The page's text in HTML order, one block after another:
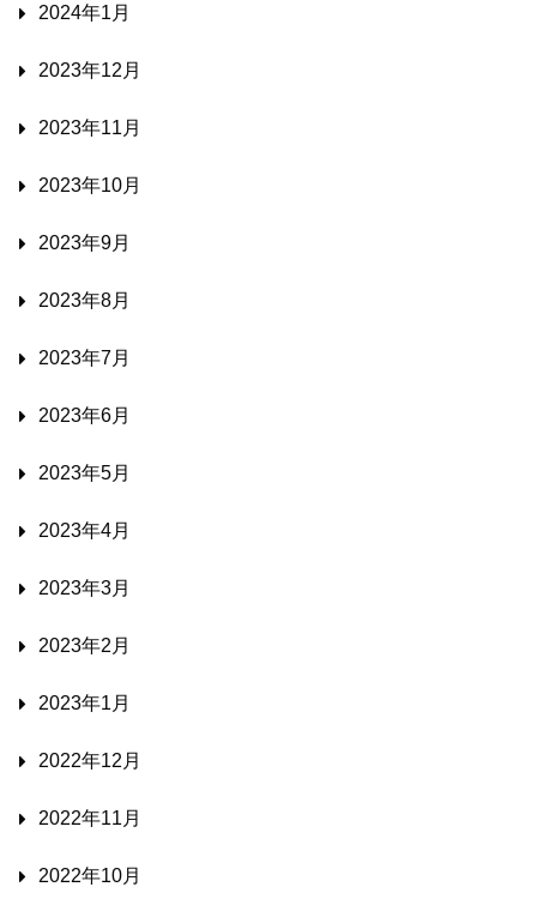
2024年1月
2023年12月
2023年11月
2023年10月
2023年9月
2023年8月
2023年7月
2023年6月
2023年5月
2023年4月
2023年3月
2023年2月
2023年1月
2022年12月
2022年11月
2022年10月